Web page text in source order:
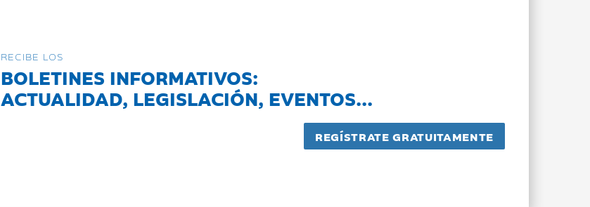
RECIBE LOS
BOLETINES INFORMATIVOS:
ACTUALIDAD, LEGISLACIÓN, EVENTOS...